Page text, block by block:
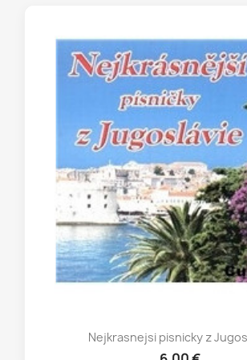
Nejkrasnejsi pisnicky z